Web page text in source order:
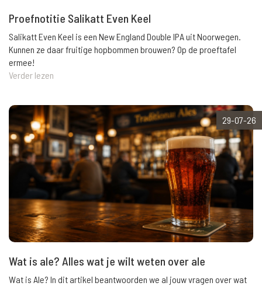
Proefnotitie Salikatt Even Keel
Salikatt Even Keel is een New England Double IPA uit Noorwegen.
Kunnen ze daar fruitige hopbommen brouwen? Op de proeftafel
ermee!
Verder lezen
29-07-26
Wat is ale? Alles wat je wilt weten over ale
Wat is Ale? In dit artikel beantwoorden we al jouw vragen over wat